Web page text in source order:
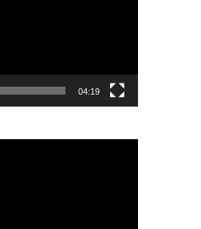
04:19